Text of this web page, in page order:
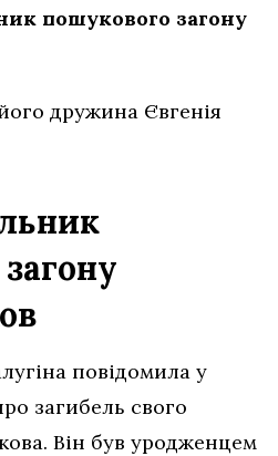
пошукового загону
дружина Євгенія
повідомила у
загибель свого
Він був уродженцем